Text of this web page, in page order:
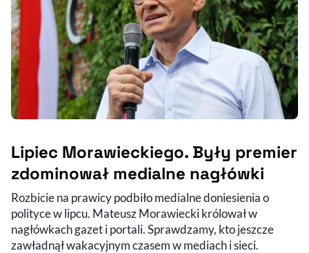
Lipiec Morawieckiego. Były premier
zdominował medialne nagłówki
Rozbicie na prawicy podbiło medialne doniesienia o
polityce w lipcu. Mateusz Morawiecki królował w
nagłówkach gazet i portali. Sprawdzamy, kto jeszcze
zawładnął wakacyjnym czasem w mediach i sieci.